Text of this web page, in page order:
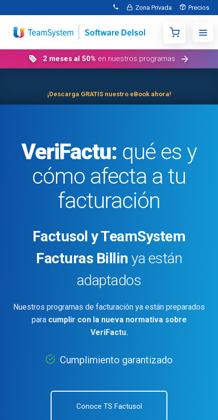
Zona Privada Precios
2 meses al 50% en nuestros programas
¡Descarga GRATIS nuestro eBook ahora!
VeriFactu: qué es y
cómo afecta a tu
facturación
Factusol y TeamSystem
Facturas Billin ya están
adaptados
Nuestros programas de facturación ya están preparados
para cumplir con la nueva normativa sobre
VeriFactu.
Cumplimiento garantizado
Conoce TS Factusol